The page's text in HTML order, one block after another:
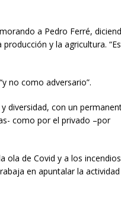
a Pedro Ferré,
y la agricultura.
no como adversario”.
diversidad, con un
como por el privado –por
ola de Covid y a los incendios
en apuntalar la actividad